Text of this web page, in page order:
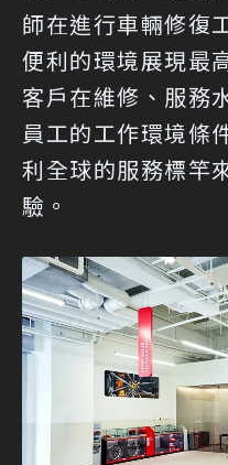
師在進行車輛修復
便利的環境展現最
客戶在維修、服務
員工的工作環境條
利全球的服務標竿
驗。